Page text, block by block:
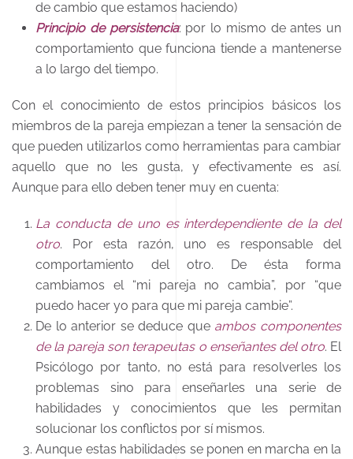
de cambio que estamos haciendo)
Principio de persistencia: por lo mismo de antes un
comportamiento que funciona tiende a mantenerse
a lo largo del tiempo.
Con el conocimiento de estos principios básicos los
miembros de la pareja empiezan a tener la sensación de
que pueden utilizarlos como herramientas para cambiar
aquello que no les gusta, y efectivamente es así.
Aunque para ello deben tener muy en cuenta:
La conducta de uno es interdependiente de la del
otro. Por esta razón, uno es responsable del
comportamiento del otro. De ésta forma
cambiamos el “mi pareja no cambia”, por “que
puedo hacer yo para que mi pareja cambie”.
De lo anterior se deduce que ambos componentes
de la pareja son terapeutas o enseñantes del otro. El
Psicólogo por tanto, no está para resolverles los
problemas sino para enseñarles una serie de
habilidades y conocimientos que les permitan
solucionar los conflictos por sí mismos.
Aunque estas habilidades se ponen en marcha en la